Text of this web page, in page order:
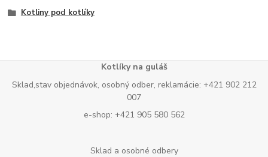
Kotliny pod kotlíky
Kotlíky na guláš
Sklad,stav objednávok, osobný odber, reklamácie: +421 902 212
007
e-shop: +421 905 580 562
Sklad a osobné odbery